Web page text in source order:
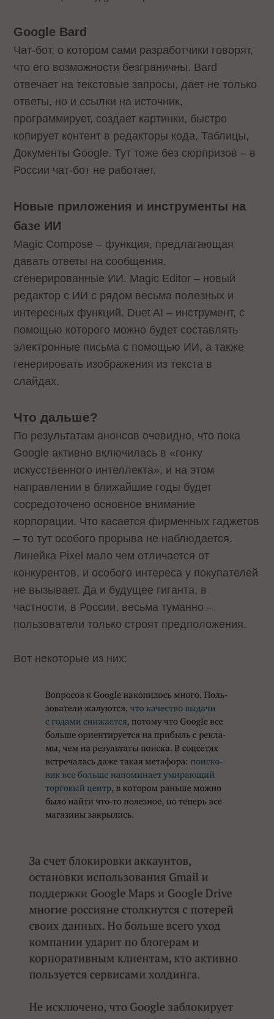
Google Bard
Чат-бот, о котором сами разработчики говорят,
что его возможности безграничны. Bard
отвечает на текстовые запросы, дает не только
ответы, но и ссылки на источник,
программирует, создает картинки, быстро
копирует контент в редакторы кода, Таблицы,
Документы Google. Тут тоже без сюрпризов – в
России чат-бот не работает.
Новые приложения и инструменты на
базе ИИ
Magic Compose – функция, предлагающая
давать ответы на сообщения,
сгенерированные ИИ. Magic Editor – новый
редактор с ИИ с рядом весьма полезных и
интересных функций. Duet AI – инструмент, с
помощью которого можно будет составлять
электронные письма с помощью ИИ, а также
генерировать изображения из текста в
слайдах.
Что дальше?
По результатам анонсов очевидно, что пока
Google активно включилась в «гонку
искусственного интеллекта», и на этом
направлении в ближайшие годы будет
сосредоточено основное внимание
корпорации. Что касается фирменных гаджетов
– то тут особого прорыва не наблюдается.
Линейка Pixel мало чем отличается от
конкурентов, и особого интереса у покупателей
не вызывает. Да и будущее гиганта, в
частности, в России, весьма туманно –
пользователи только строят предположения.
Вот некоторые из них: